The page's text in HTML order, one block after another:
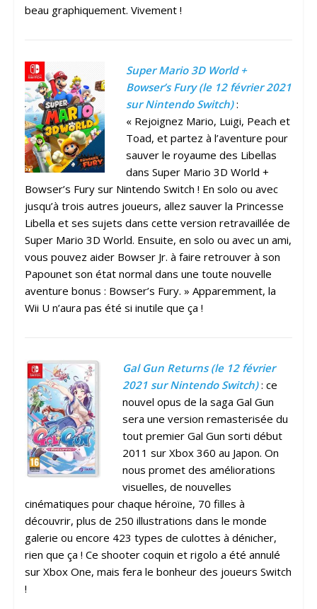
beau graphiquement. Vivement !
Super Mario 3D World +
Bowser’s Fury (le 12 février 2021
sur Nintendo Switch):
« Rejoignez Mario, Luigi, Peach et
Toad, et partez à l’aventure pour
sauver le royaume des Libellas
dans Super Mario 3D World +
Bowser’s Fury sur Nintendo Switch ! En solo ou avec
jusqu’à trois autres joueurs, allez sauver la Princesse
Libella et ses sujets dans cette version retravaillée de
Super Mario 3D World. Ensuite, en solo ou avec un ami,
vous pouvez aider Bowser Jr. à faire retrouver à son
Papounet son état normal dans une toute nouvelle
aventure bonus : Bowser’s Fury. » Apparemment, la
Wii U n’aura pas été si inutile que ça !
Gal Gun Returns (le 12 février
2021 sur Nintendo Switch): ce
nouvel opus de la saga Gal Gun
sera une version remasterisée du
tout premier Gal Gun sorti début
2011 sur Xbox 360 au Japon. On
nous promet des améliorations
visuelles, de nouvelles
cinématiques pour chaque héroïne, 70 filles à
découvrir, plus de 250 illustrations dans le monde
galerie ou encore 423 types de culottes à dénicher,
rien que ça ! Ce shooter coquin et rigolo a été annulé
sur Xbox One, mais fera le bonheur des joueurs Switch
!